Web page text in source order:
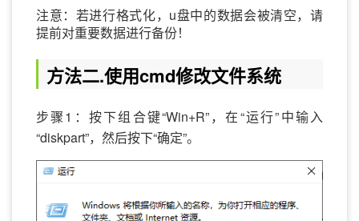
注意：若进行格式化，u盘中的数据会被清空，请
提前对重要数据进行备份！
方法二.使用cmd修改文件系统
步骤1：按下组合键“Win+R”，在“运行”中输入
“diskpart”，然后按下“确定”。